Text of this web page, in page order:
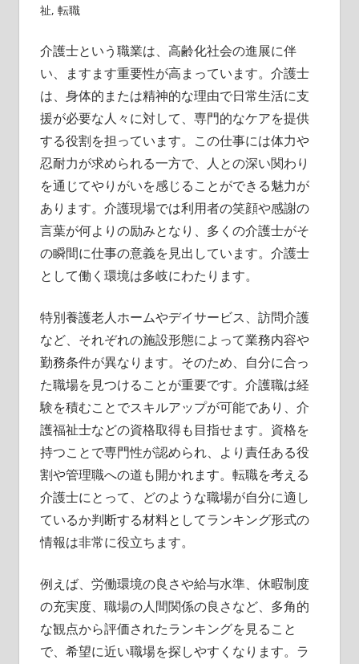
祉, 転職
介護士という職業は、高齢化社会の進展に伴
い、ますます重要性が高まっています。 介護士
は、身体的または精神的な理由で日常生活に支
援が必要な人々に対して、専門的なケアを提供
する役割を担っています。この仕事には体力や
忍耐力が求められる一方で、人との深い関わり
を通じてやりがいを感じることができる魅力が
あります。介護現場では利用者の笑顔や感謝の
言葉が何よりの励みとなり、多くの介護士がそ
の瞬間に仕事の意義を見出しています。介護士
として働く環境は多岐にわたります。
特別養護老人ホームやデイサービス、訪問介護
など、それぞれの施設形態によって業務内容や
勤務条件が異なります。そのため、自分に合っ
た職場を見つけることが重要です。介護職は経
験を積むことでスキルアップが可能であり、介
護福祉士などの資格取得も目指せます。資格を
持つことで専門性が認められ、より責任ある役
割や管理職への道も開かれます。転職を考える
介護士にとって、どのような職場が自分に適し
ているか判断する材料としてランキング形式の
情報は非常に役立ちます。
例えば、労働環境の良さや給与水準、休暇制度
の充実度、職場の人間関係の良さなど、多角的
な観点から評価されたランキングを見ること
で、希望に近い職場を探しやすくなります。ラ